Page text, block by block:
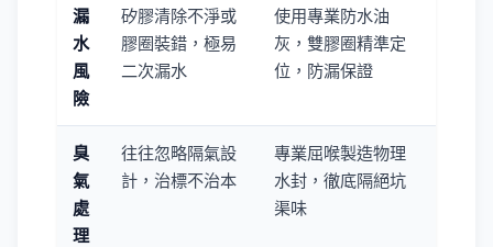
漏
水
風
險
矽膠清除不淨或
膠圈裝錯，極易
二次漏水
使用專業防水油
灰，雙膠圈精準定
位，防漏保證
臭
氣
處
理
往往忽略隔氣設
計，治標不治本
專業屈喉製造物理
水封，徹底隔絕坑
渠味